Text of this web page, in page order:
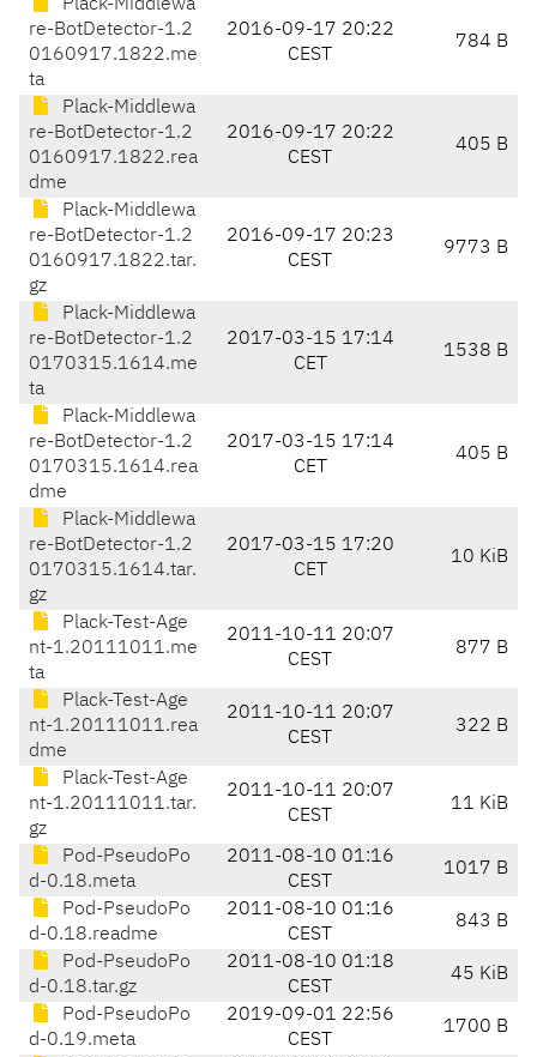
Plack-Middlewa
re-BotDetector-1.2
0160917.1822.me
ta
2016-09-17 20:22
CEST
784 B
Plack-Middlewa
re-BotDetector-1.2
0160917.1822.rea
dme
2016-09-17 20:22
CEST
405 B
Plack-Middlewa
re-BotDetector-1.2
0160917.1822.tar.
gz
2016-09-17 20:23
CEST
9773 B
Plack-Middlewa
re-BotDetector-1.2
0170315.1614.me
ta
2017-03-15 17:14
CET
1538 B
Plack-Middlewa
re-BotDetector-1.2
0170315.1614.rea
dme
2017-03-15 17:14
CET
405 B
Plack-Middlewa
re-BotDetector-1.2
0170315.1614.tar.
gz
2017-03-15 17:20
CET
10 KiB
Plack-Test-Age
nt-1.20111011.me
ta
2011-10-11 20:07
CEST
877 B
Plack-Test-Age
nt-1.20111011.rea
dme
2011-10-11 20:07
CEST
322 B
Plack-Test-Age
nt-1.20111011.tar.
gz
2011-10-11 20:07
CEST
11 KiB
Pod-PseudoPo
d-0.18.meta
2011-08-10 01:16
CEST
1017 B
Pod-PseudoPo
d-0.18.readme
2011-08-10 01:16
CEST
843 B
Pod-PseudoPo
d-0.18.tar.gz
2011-08-10 01:18
CEST
45 KiB
Pod-PseudoPo
d-0.19.meta
2019-09-01 22:56
CEST
1700 B